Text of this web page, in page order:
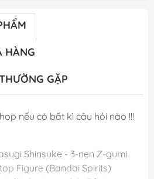
HÀNG
GẶP
nếu có bất kì câu hỏi nào !!!
Shinsuke - 3-nen Z-gumi
Figure (Bandai Spirits)